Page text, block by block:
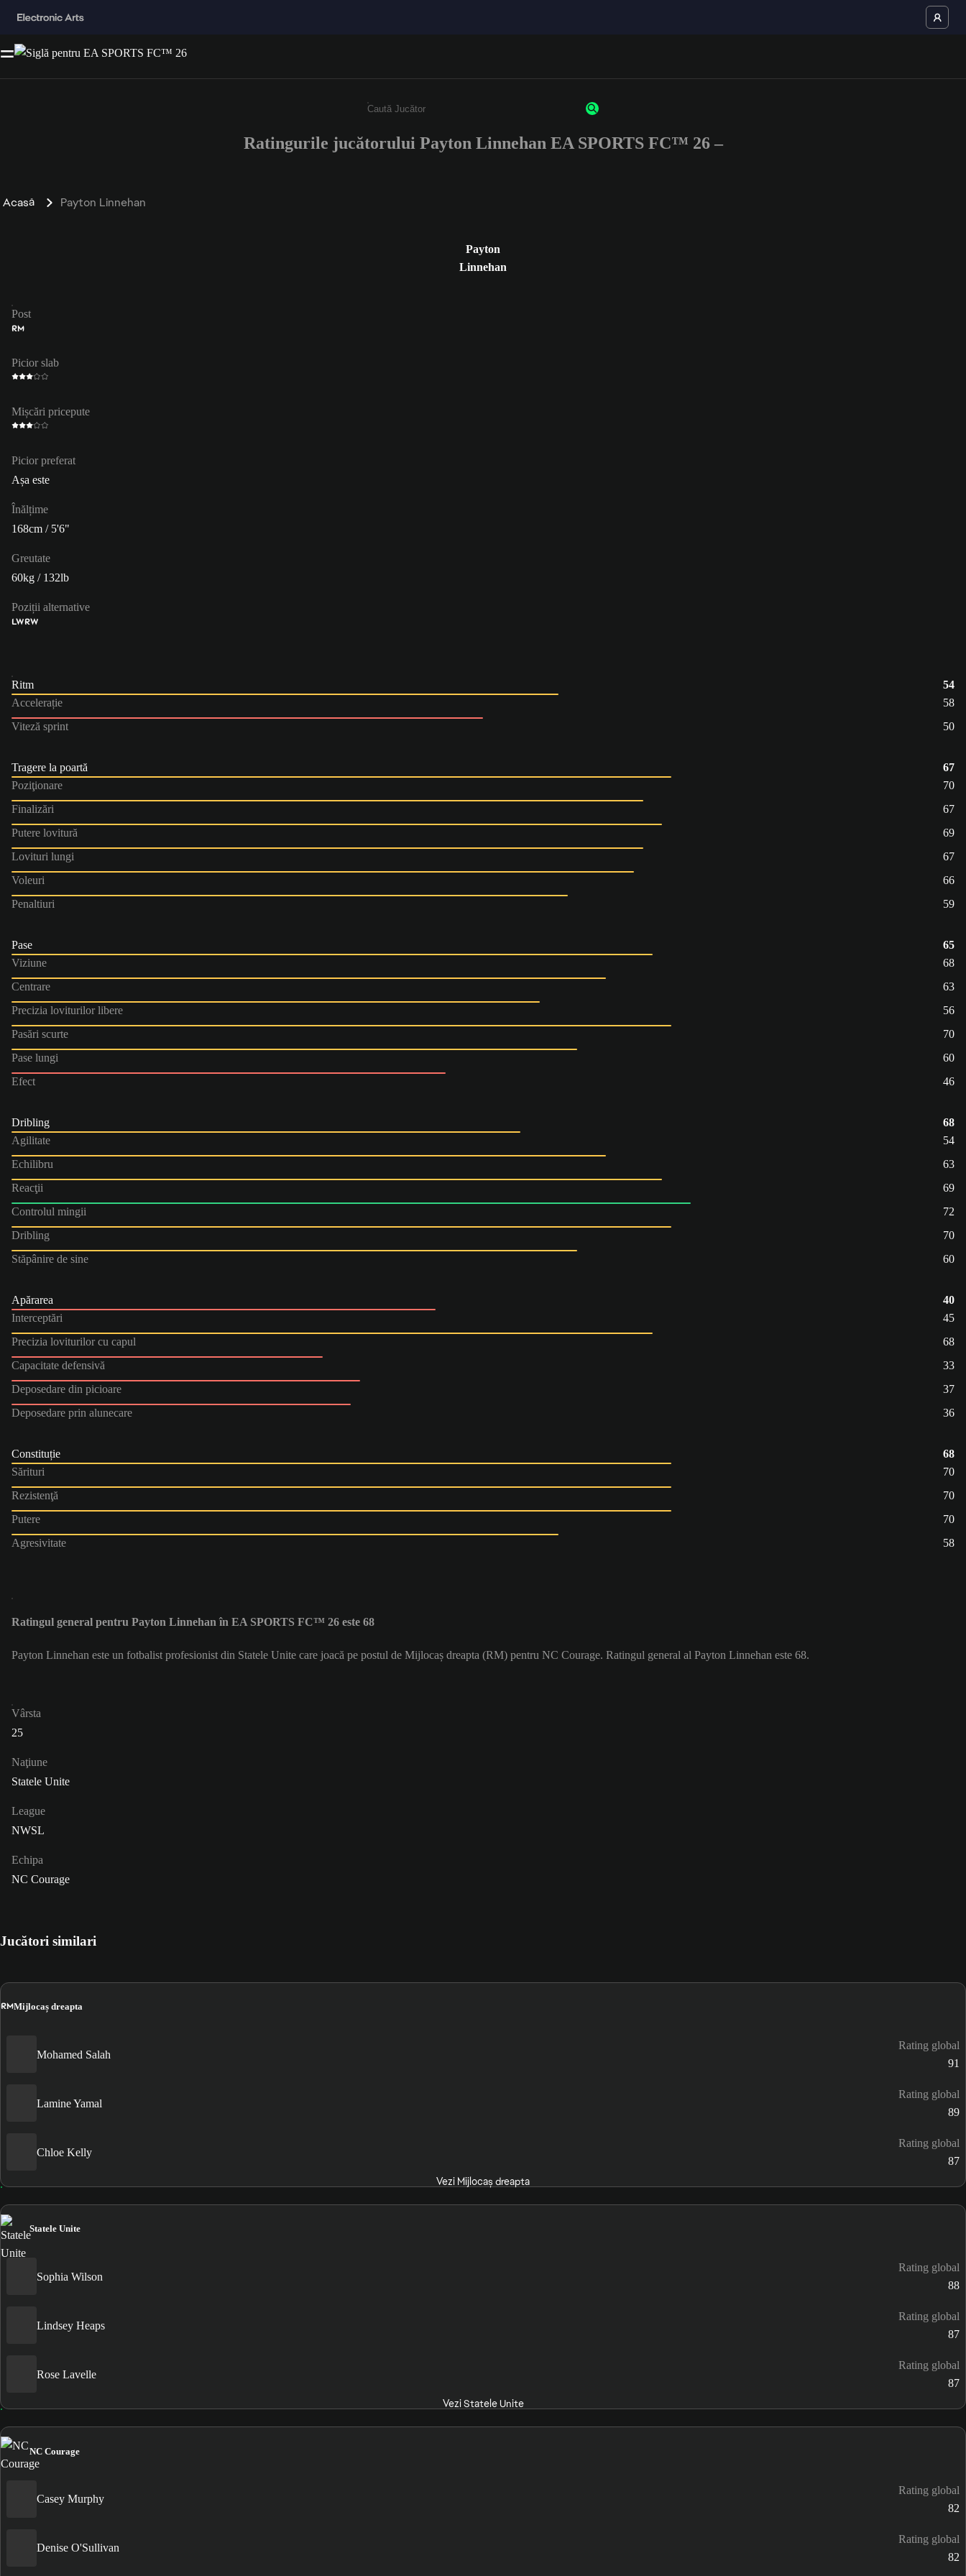
Enter a minimum of 3 characters or numbers
Ratingurile jucătorului Payton Linnehan EA SPORTS FC™ 26 –
Acasă Payton Linnehan
Payton
Linnehan
Post
RM
Picior slab
Mișcări pricepute
Picior preferat
Așa este
Înălțime
168cm / 5'6"
Greutate
60kg / 132lb
Poziții alternative
LWRW
Ritm
54
Accelerație
58
Viteză sprint
50
Tragere la poartă
67
Poziţionare
70
Finalizări
67
Putere lovitură
69
Lovituri lungi
67
Voleuri
66
Penaltiuri
59
Pase
65
Viziune
68
Centrare
63
Precizia loviturilor libere
56
Pasări scurte
70
Pase lungi
60
Efect
46
Dribling
68
Agilitate
54
Echilibru
63
Reacţii
69
Controlul mingii
72
Dribling
70
Stăpânire de sine
60
Apărarea
40
Interceptări
45
Precizia loviturilor cu capul
68
Capacitate defensivă
33
Deposedare din picioare
37
Deposedare prin alunecare
36
Constituție
68
Sărituri
70
Rezistenţă
70
Putere
70
Agresivitate
58
Ratingul general pentru Payton Linnehan în EA SPORTS FC™ 26 este 68
Payton Linnehan este un fotbalist profesionist din Statele Unite care joacă pe postul de Mijlocaș dreapta (RM) pentru NC Courage. Ratingul general al Payton Linnehan este 68.
Vârsta
25
Naţiune
Statele Unite
League
NWSL
Echipa
NC Courage
Jucători similari
RMMijlocaș dreapta
Mohamed Salah
Rating global
91
Lamine Yamal
Rating global
89
Chloe Kelly
Rating global
87
Vezi Mijlocaș dreapta
Statele Unite
Sophia Wilson
Rating global
88
Lindsey Heaps
Rating global
87
Rose Lavelle
Rating global
87
Vezi Statele Unite
NC Courage
Casey Murphy
Rating global
82
Denise O'Sullivan
Rating global
82